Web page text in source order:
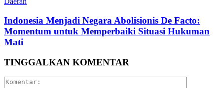
‎Indonesia Menjadi Negara Abolisionis De Facto:
Momentum untuk Memperbaiki Situasi Hukuman
Mati
TINGGALKAN KOMENTAR